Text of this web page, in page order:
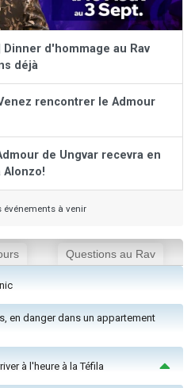
Dinner d'hommage au Rav
déjà
rencontrer le Admour
de Ungvar recevra en
Alonzo!
événements à venir
Questions au Rav
en danger dans un appartement
à l'heure à la Téfila